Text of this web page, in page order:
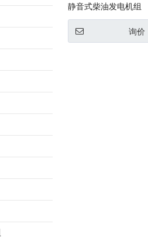
静音式柴油发电机组
询价